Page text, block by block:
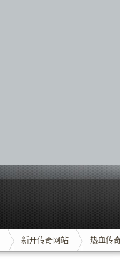
新开传奇网站 热血传